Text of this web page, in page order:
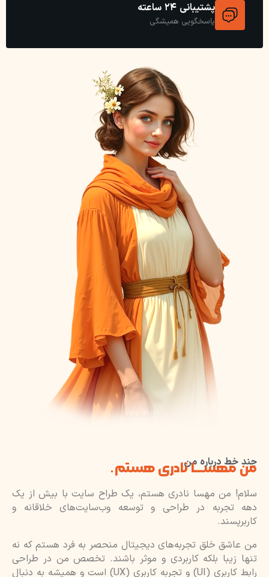
پشتیبانی 24 ساعته
پاسخگویی همیشگی
چند خط درباره من
من مهســـا نادری هستم.
سلام! من مهسا نادری هستم، یک طراح سایت با بیش از یک
دهه تجربه در طراحی و توسعه وب‌سایت‌های خلاقانه و
کاربرپسند.
من عاشق خلق تجربه‌های دیجیتال منحصر به فرد هستم که نه
تنها زیبا بلکه کاربردی و موثر باشند. تخصص من در طراحی
رابط کاربری (UI) و تجربه کاربری (UX) است و همیشه به دنبال